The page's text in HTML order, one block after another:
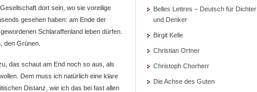
dort sein, wo sie voreilige
gesehen haben: am Ende der
Schlaraffenland leben dürfen.
den Grünen.
das schaut am End noch so aus, als
Dem muss ich natürlich eine klare
Distanz, wie ich das bei fast allen
Belles Lettres – Deutsch für Dichter
und Denker
Birgit Kelle
Christian Ortner
Christoph Chorherr
Die Achse des Guten